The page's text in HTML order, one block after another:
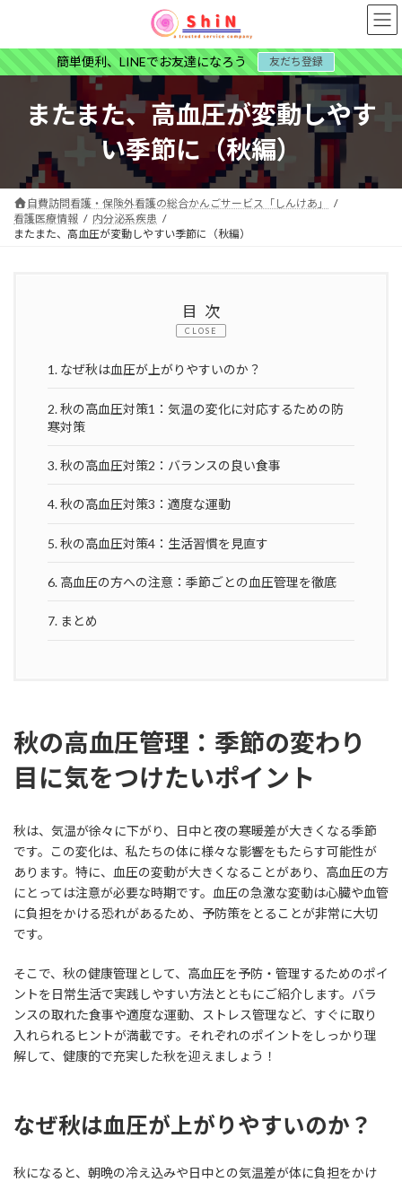
ツ
シ
簡単便利、LINEでお友達になろう 友だち登録
またまた、高血圧が変動しやす
い季節に（秋編）
自費訪問看護・保険外看護の総合かんごサービス「しんけあ」
看護医療情報
内分泌系疾患
またまた、高血圧が変動しやすい季節に（秋編）
目次
CLOSE
1. なぜ秋は血圧が上がりやすいのか？
2.秋の高血圧対策1：気温の変化に対応するための防
寒対策
3.秋の高血圧対策2：バランスの良い食事
4.秋の高血圧対策3：適度な運動
5.秋の高血圧対策4：生活習慣を見直す
6. 高血圧の方への注意：季節ごとの血圧管理を徹底
7. まとめ
秋の高血圧管理：季節の変わり
目に気をつけたいポイント
秋は、気温が徐々に下がり、日中と夜の寒暖差が大きくなる季節
です。この変化は、私たちの体に様々な影響をもたらす可能性が
あります。特に、血圧の変動が大きくなることがあり、高血圧の方
にとっては注意が必要な時期です。血圧の急激な変動は心臓や血管
に負担をかける恐れがあるため、予防策をとることが非常に大切
です。
そこで、秋の健康管理として、高血圧を予防・管理するためのポイ
ントを日常生活で実践しやすい方法とともにご紹介します。バラ
ンスの取れた食事や適度な運動、ストレス管理など、すぐに取り
入れられるヒントが満載です。それぞれのポイントをしっかり理
解して、健康的で充実した秋を迎えましょう！
なぜ秋は血圧が上がりやすいのか？
秋になると、朝晩の冷え込みや日中との気温差が体に負担をかけ